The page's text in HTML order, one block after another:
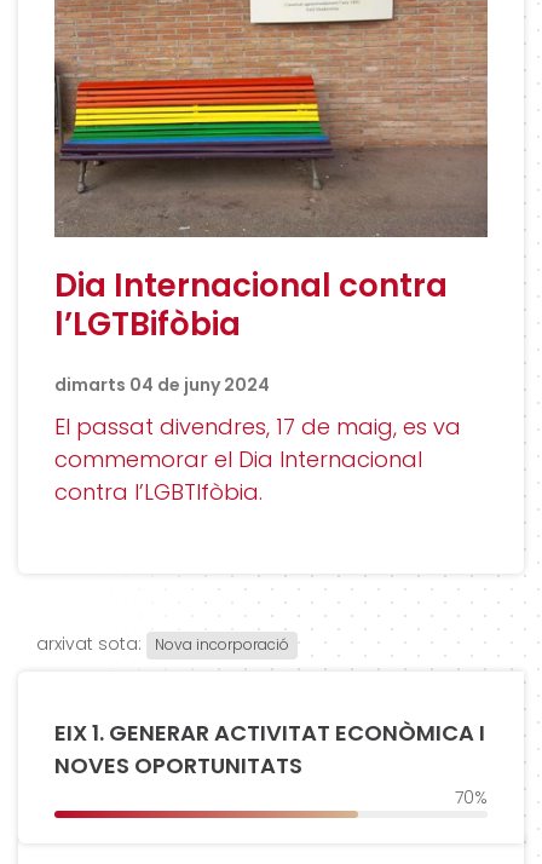
Dia Internacional contra
l’LGTBifòbia
dimarts 04 de juny 2024
El passat divendres, 17 de maig, es va
commemorar el Dia Internacional
contra l’LGBTIfòbia.
arxivat sota: Nova incorporació
EIX 1. GENERAR ACTIVITAT ECONÒMICA I
NOVES OPORTUNITATS
70%